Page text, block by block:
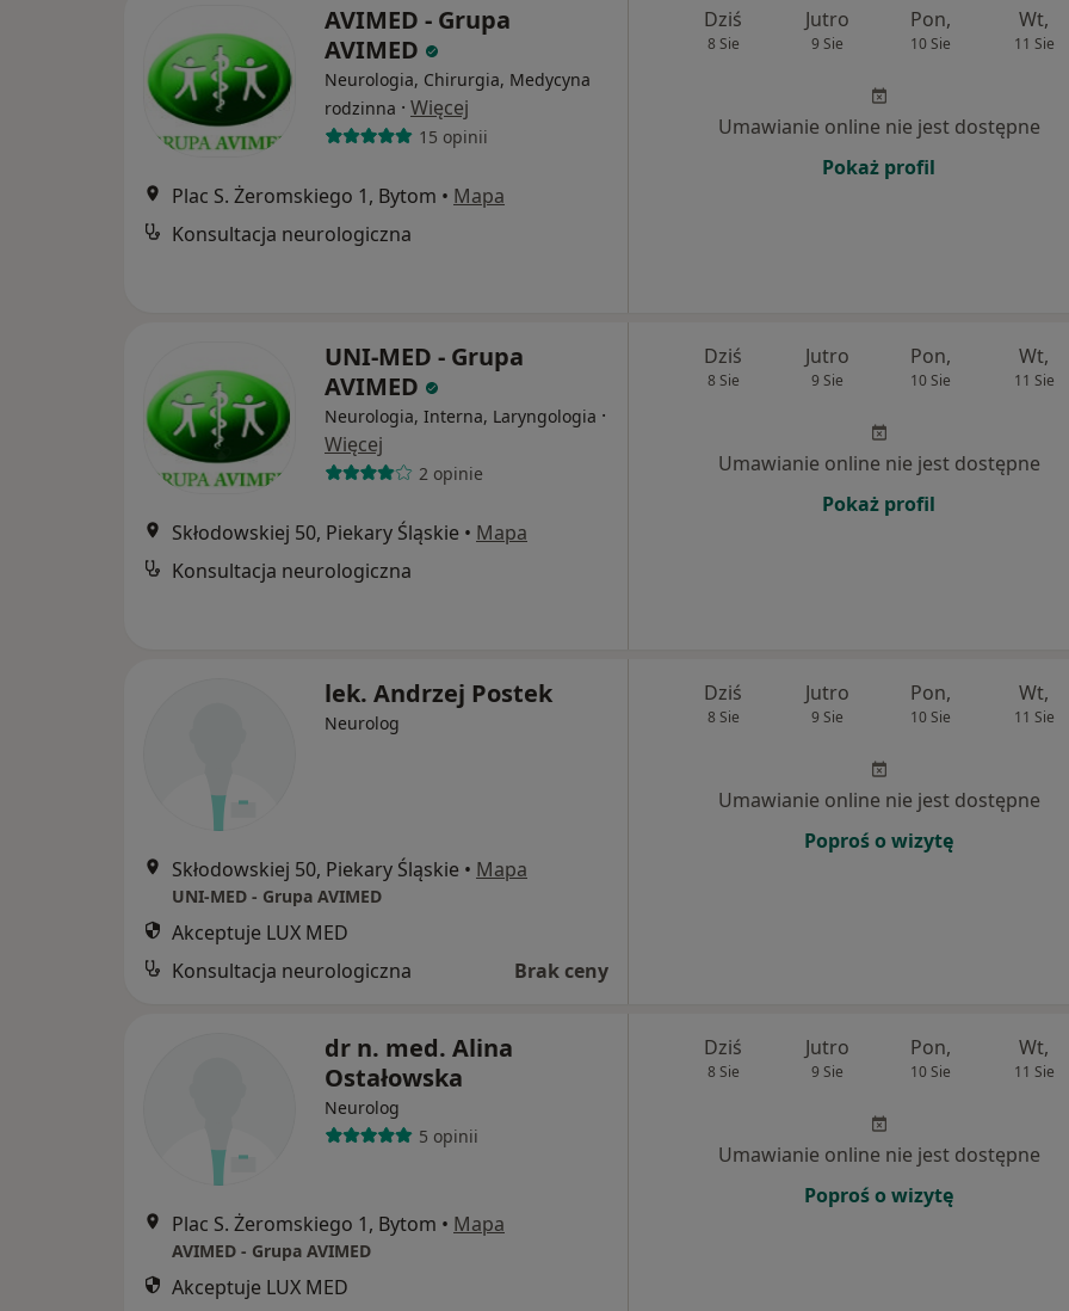
AVIMED - Grupa
AVIMED
Neurologia, Chirurgia, Medycyna
rodzinna · Więcej
15 opinii
Plac S. Żeromskiego 1, Bytom • Mapa
Konsultacja neurologiczna
Dziś
8 Sie
Jutro
9 Sie
Pon,
10 Sie
Wt,
11 Sie
Umawianie online nie jest dostępne
Pokaż profil
UNI-MED - Grupa
AVIMED
Neurologia, Interna, Laryngologia ·
Więcej
2 opinie
Skłodowskiej 50, Piekary Śląskie • Mapa
Konsultacja neurologiczna
Dziś
8 Sie
Jutro
9 Sie
Pon,
10 Sie
Wt,
11 Sie
Umawianie online nie jest dostępne
Pokaż profil
lek. Andrzej Postek
Neurolog
Skłodowskiej 50, Piekary Śląskie • Mapa
UNI-MED - Grupa AVIMED
Akceptuje LUX MED
Konsultacja neurologiczna
Brak ceny
Dziś
8 Sie
Jutro
9 Sie
Pon,
10 Sie
Wt,
11 Sie
Umawianie online nie jest dostępne
Poproś o wizytę
dr n. med. Alina
Ostałowska
Neurolog
5 opinii
Plac S. Żeromskiego 1, Bytom • Mapa
AVIMED - Grupa AVIMED
Akceptuje LUX MED
Dziś
8 Sie
Jutro
9 Sie
Pon,
10 Sie
Wt,
11 Sie
Umawianie online nie jest dostępne
Poproś o wizytę